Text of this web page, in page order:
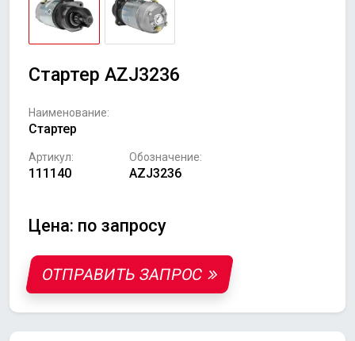
Стартер AZJ3236
Наименование:
Стартер
Артикул:
111140
Обозначение:
AZJ3236
Цена: по запросу
ОТПРАВИТЬ ЗАПРОС